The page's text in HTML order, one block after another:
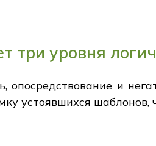
три уровня
опосредствование и
устоявшихся шаблонов,